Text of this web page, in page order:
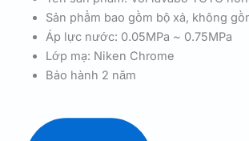
Sản phẩm bao gồm bộ xả, không
Áp lực nước: 0.05MPa ~ 0.75MPa
Lớp mạ: Niken Chrome
Bảo hành 2 năm